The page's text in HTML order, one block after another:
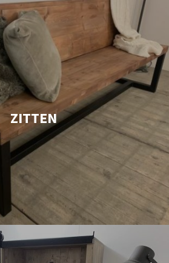
ZITTEN